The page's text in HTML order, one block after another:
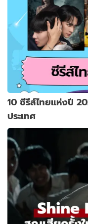
10 ซีรีส์ไทยแห่งปี
ประเทศ